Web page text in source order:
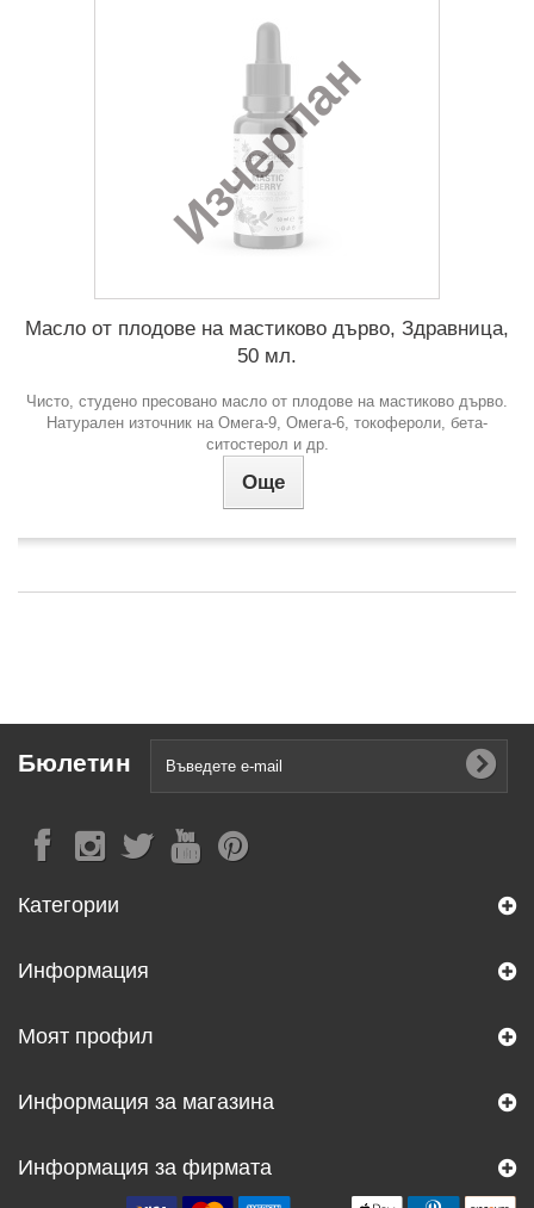
Изчерпан
Масло от плодове на мастиково дърво, Здравница,
50 мл.
Чисто, студено пресовано масло от плодове на мастиково дърво.
Натурален източник на Омега-9, Омега-6, токофероли, бета-
ситостерол и др.
Още
Бюлетин
Категории
Информация
Моят профил
Информация за магазина
Информация за фирмата